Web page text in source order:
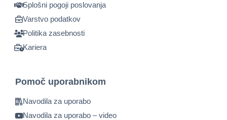
Splošni pogoji poslovanja
Varstvo podatkov
Politika zasebnosti
Kariera
Pomoč uporabnikom
Navodila za uporabo
Navodila za uporabo – video